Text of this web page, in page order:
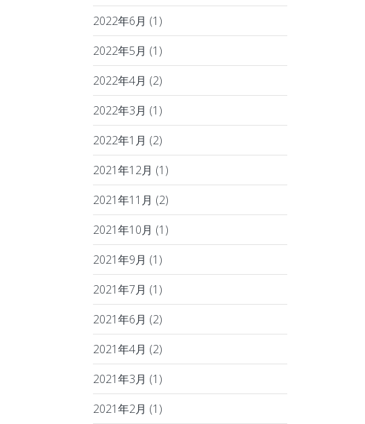
2022年6月 (1)
2022年5月 (1)
2022年4月 (2)
2022年3月 (1)
2022年1月 (2)
2021年12月 (1)
2021年11月 (2)
2021年10月 (1)
2021年9月 (1)
2021年7月 (1)
2021年6月 (2)
2021年4月 (2)
2021年3月 (1)
2021年2月 (1)